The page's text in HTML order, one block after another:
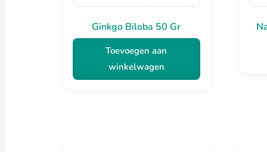
Ginkgo Biloba 50 Gr
Toevoegen aan
winkelwagen